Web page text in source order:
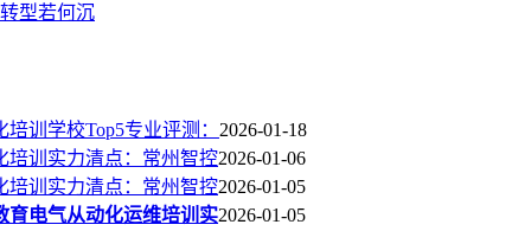
型若何沉
训学校Top5专业评测： 2026-01-18
培训实力清点：常州智控2026-01-06
培训实力清点：常州智控2026-01-05
育电气从动化运维培训实2026-01-05